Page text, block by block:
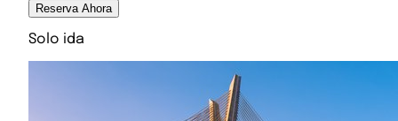
Reserva Ahora
Solo ida